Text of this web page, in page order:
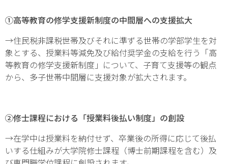
①高等教育の修学支援新制度の中間層への支援拡大
→住民税非課税世帯及びそれに準ずる世帯の学部学生を対
象とする、授業料等減免及び給付奨学金の支給を行う「高
等教育の修学支援新制度」について、子育て支援等の観点
から、多子世帯中間層に支援対象が拡大されます。
②修士課程における「授業料後払い制度」の創設
→在学中は授業料を納付せず、卒業後の所得に応じて後払
いする仕組みが大学院修士課程（博士前期課程を含む）及